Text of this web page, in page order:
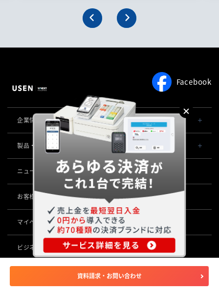
資料請求・お問い合わせ
Facebook
企業情報TOP
会社概要・役員一覧
社長メッセージ
事業所一覧
店舗DX
数字で見るUSEN
サスティナビリティ
製品・サービス一覧
POSレジ 他
USENレジ
USENセルフレジ
USENレジTAB BEAUTY
USENレジTAB STORE
USENレジTAB HEALTHCARE
勤怠管理「USEN スタッフシフト」
オーダーシステム
USEN Ticket & Pay
USEN ハンディ
USEN Mobile Order
USEN Order & Pay
キャッシュレス決済
USEN PAY
USEN PAY+
USEN PAY ENTRY
ロボティクス
PuduBot2（配膳）
集客・予約
USEN SMART RESERVE
導入事例
お役立ち情報
ニュース
お客様サポートサイト
マイページ（USEN MEMBERS）
ビジネスパートナー企業募集
USEN & U-NEXT GROUP